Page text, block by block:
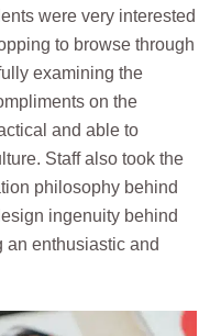
were very interested
to browse through
examining the
on the
and able to
Staff also took the
philosophy behind
ingenuity behind
an enthusiastic and